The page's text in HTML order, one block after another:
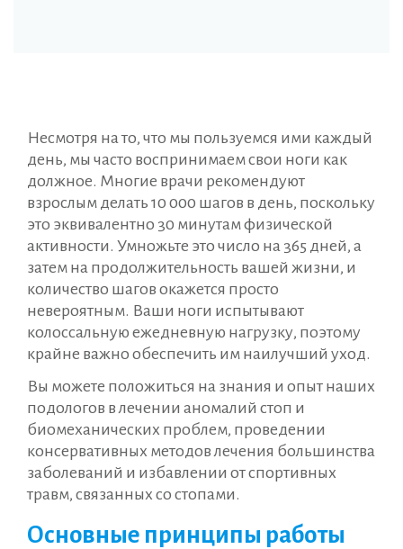
Несмотря на то, что мы пользуемся ими каждый
день, мы часто воспринимаем свои ноги как
должное. Многие врачи рекомендуют
взрослым делать 10 000 шагов в день, поскольку
это эквивалентно 30 минутам физической
активности. Умножьте это число на 365 дней, а
затем на продолжительность вашей жизни, и
количество шагов окажется просто
невероятным. Ваши ноги испытывают
колоссальную ежедневную нагрузку, поэтому
крайне важно обеспечить им наилучший уход.
Вы можете положиться на знания и опыт наших
подологов в лечении аномалий стоп и
биомеханических проблем, проведении
консервативных методов лечения большинства
заболеваний и избавлении от спортивных
травм, связанных со стопами.
Основные принципы работы